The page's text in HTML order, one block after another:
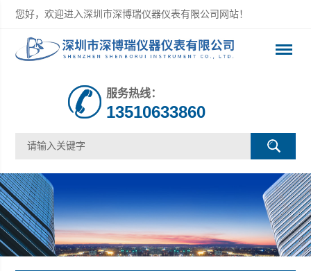
您好，欢迎进入深圳市深博瑞仪器仪表有限公司网站！
服务热线：
13510633860